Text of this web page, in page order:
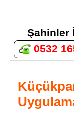
Şahinler
0532